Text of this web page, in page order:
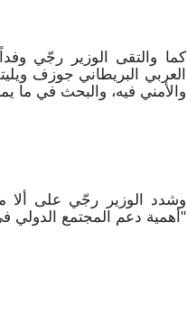
كما والتقى الوزير رجّي
العربي البريطاني جوزف
والأمني فيه، والبحث في ما
وشدد الوزير رجّي على ألا
"أهمية دعم المجتمع الدولي